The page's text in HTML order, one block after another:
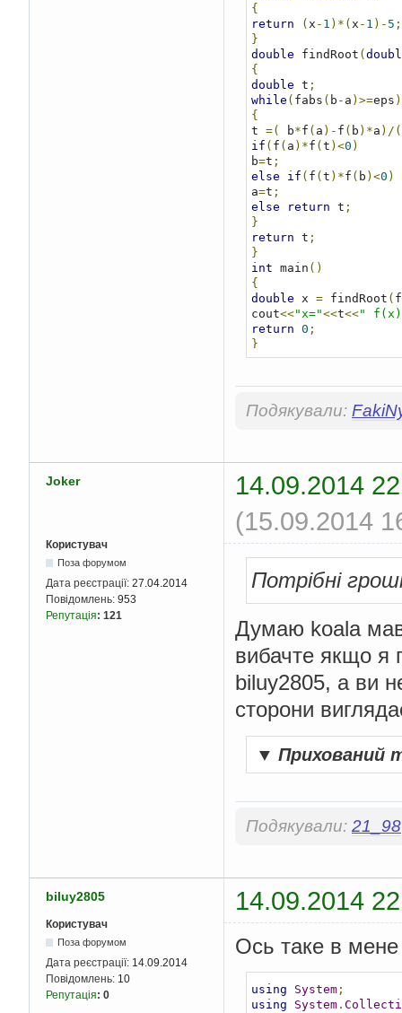
{
return
( x - 1 )*( x - 1 )- 5 ;
}
double findRoot (
{
double t ;
while ( fabs ( b - a )>=eps )
{
t =( b*f ( a )- f ( b )*a )/(
if ( f ( a )*f ( t )<0 )
b=t ;
else
if ( f ( t )*f ( b )<0 )
a=t ;
else
return t ;
}
return t ;
}
int main ()
{
double x = findRoot ( f
cout<<"x="<<t<<"
return 0 ;
}
Подякували:
Joker
14.09.2014
(15.09.2014
Користувач
Поза форумом
Дата реєстрації: 27.04.2014
Повідомлень: 953
Репутація: 121
Потрібні
Думаю koala
вибачте якщо я
biluy2805, а ви
сторони
▼ Прихований
Подякували: 21_98
biluy2805 14.09.2014
Користувач
Поза форумом
Дата реєстрації: 14.09.2014
Повідомлень: 10
Репутація: 0
Ось таке в
using System;
using
System.